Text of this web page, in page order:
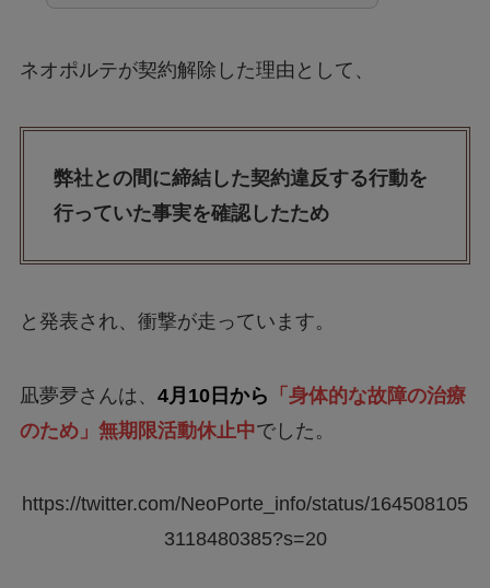
ネオポルテが契約解除した理由として、
弊社との間に締結した契約違反する行動を
行っていた事実を確認したため
と発表され、衝撃が走っています。
凪夢夛さんは、 4月10日から 「身体的な故障の治療
のため」無期限活動休止中でした。
https://twitter.com/NeoPorte_info/status/164508105
3118480385?s=20